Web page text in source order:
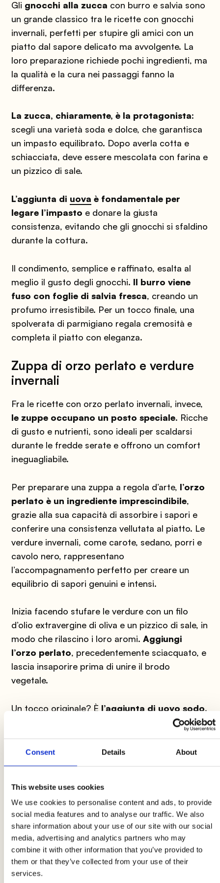
Consent Details About
This website uses cookies
We use cookies to personalise content and ads, to provide
social media features and to analyse our traffic. We also
share information about your use of our site with our social
media, advertising and analytics partners who may
combine it with other information that you’ve provided to
them or that they’ve collected from your use of their
services.
Gli gnocchi alla zucca con burro e salvia sono
un grande classico tra le ricette con gnocchi
invernali, perfetti per stupire gli amici con un
piatto dal sapore delicato ma avvolgente. La
loro preparazione richiede pochi ingredienti, ma
la qualità e la cura nei passaggi fanno la
differenza.
La zucca, chiaramente, è la protagonista:
scegli una varietà soda e dolce, che garantisca
un impasto equilibrato. Dopo averla cotta e
schiacciata, deve essere mescolata con farina e
un pizzico di sale.
L’aggiunta di uova è fondamentale per
legare l’impasto e donare la giusta
consistenza, evitando che gli gnocchi si sfaldino
durante la cottura.
Il condimento, semplice e raffinato, esalta al
meglio il gusto degli gnocchi. Il burro viene
fuso con foglie di salvia fresca, creando un
profumo irresistibile. Per un tocco finale, una
spolverata di parmigiano regala cremosità e
completa il piatto con eleganza.
Zuppa di orzo perlato e verdure
invernali
Fra le ricette con orzo perlato invernali, invece,
le zuppe occupano un posto speciale. Ricche
di gusto e nutrienti, sono ideali per scaldarsi
durante le fredde serate e offrono un comfort
ineguagliabile.
Per preparare una zuppa a regola d’arte, l’orzo
perlato è un ingrediente imprescindibile,
grazie alla sua capacità di assorbire i sapori e
conferire una consistenza vellutata al piatto. Le
verdure invernali, come carote, sedano, porri e
cavolo nero, rappresentano
l’accompagnamento perfetto per creare un
equilibrio di sapori genuini e intensi.
Inizia facendo stufare le verdure con un filo
d’olio extravergine di oliva e un pizzico di sale, in
modo che rilascino i loro aromi. Aggiungi
l’orzo perlato, precedentemente sciacquato, e
lascia insaporire prima di unire il brodo
vegetale.
Un tocco originale? È l’aggiunta di uovo sodo.
, tagliarle a metà o a
servita. Questo elemento non solo arricchisce il
piatto di nutrienti, ma aggiunge anche una
light invernali che conquistano sin dal primo
assaggio.
Patate al forno con wurstel e
formaggi
E per i più golosi? Le patate al forno con